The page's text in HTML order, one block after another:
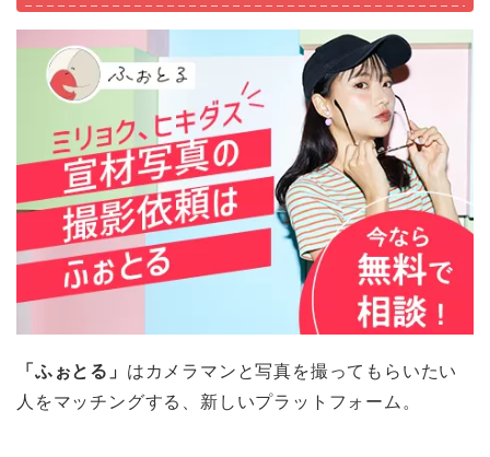
「ふぉとる」 はカメラマンと写真を撮ってもらいたい
人をマッチングする、新しいプラットフォーム。